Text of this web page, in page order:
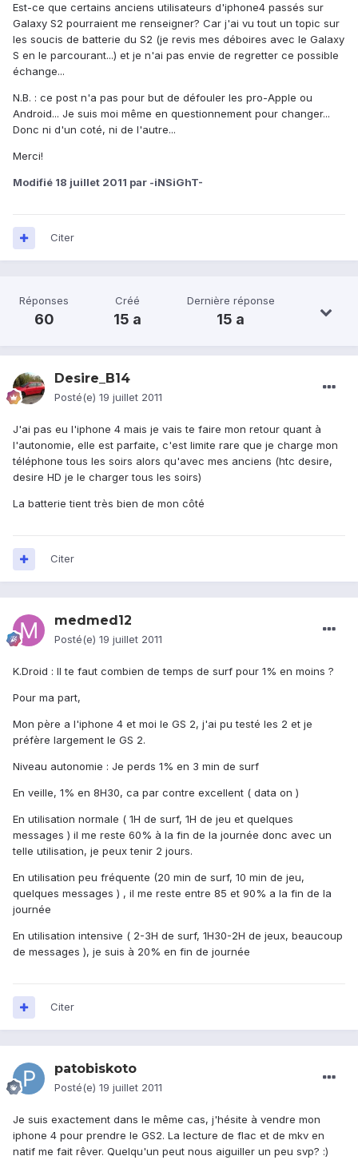
Est-ce que certains anciens utilisateurs d'iphone4 passés sur
Galaxy S2 pourraient me renseigner? Car j'ai vu tout un topic sur
les soucis de batterie du S2 (je revis mes déboires avec le Galaxy
S en le parcourant...) et je n'ai pas envie de regretter ce possible
échange...
N.B. : ce post n'a pas pour but de défouler les pro-Apple ou
Android... Je suis moi même en questionnement pour changer...
Donc ni d'un coté, ni de l'autre...
Merci!
Modifié 18 juillet 2011 par -iNSiGhT-
Citer
Réponses
60
Créé
15 a
Dernière réponse
15 a
Desire_B14
Posté(e) 19 juillet 2011
J'ai pas eu l'iphone 4 mais je vais te faire mon retour quant à
l'autonomie, elle est parfaite, c'est limite rare que je charge mon
téléphone tous les soirs alors qu'avec mes anciens (htc desire,
desire HD je le charger tous les soirs)
La batterie tient très bien de mon côté
Citer
medmed12
Posté(e) 19 juillet 2011
K.Droid : Il te faut combien de temps de surf pour 1% en moins ?
Pour ma part,
Mon père a l'iphone 4 et moi le GS 2, j'ai pu testé les 2 et je
préfère largement le GS 2.
Niveau autonomie : Je perds 1% en 3 min de surf
En veille, 1% en 8H30, ca par contre excellent ( data on )
En utilisation normale ( 1H de surf, 1H de jeu et quelques
messages ) il me reste 60% à la fin de la journée donc avec un
telle utilisation, je peux tenir 2 jours.
En utilisation peu fréquente (20 min de surf, 10 min de jeu,
quelques messages ) , il me reste entre 85 et 90% a la fin de la
journée
En utilisation intensive ( 2-3H de surf, 1H30-2H de jeux, beaucoup
de messages ), je suis à 20% en fin de journée
Citer
patobiskoto
Posté(e) 19 juillet 2011
Je suis exactement dans le même cas, j'hésite à vendre mon
iphone 4 pour prendre le GS2. La lecture de flac et de mkv en
natif me fait rêver. Quelqu'un peut nous aiguiller un peu svp? :)